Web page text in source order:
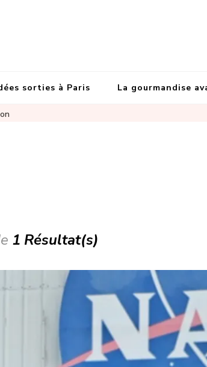
sorties à Paris La gourmandise
1 Résultat(s)